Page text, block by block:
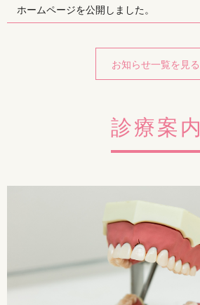
ホームページを公開しました。
お知らせ一覧を見る
診療案内